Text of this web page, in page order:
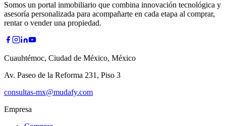
Somos un portal inmobiliario que combina innovación tecnológica y
asesoría personalizada para acompañarte en cada etapa al comprar,
rentar o vender una propiedad.
Cuauhtémoc, Ciudad de México, México
Av. Paseo de la Reforma 231, Piso 3
consultas-mx@mudafy.com
Empresa